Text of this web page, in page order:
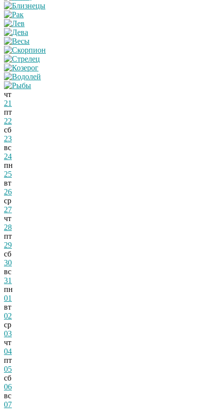
чт
21
пт
22
сб
23
вс
24
пн
25
вт
26
ср
27
чт
28
пт
29
сб
30
вс
31
пн
01
вт
02
ср
03
чт
04
пт
05
сб
06
вс
07